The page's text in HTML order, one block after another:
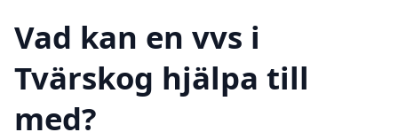
Vad kan en vvs i
Tvärskog hjälpa till
med?